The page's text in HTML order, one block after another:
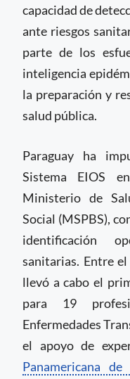
capacidad de
ante riesgos
parte de los
inteligencia
la preparación y
salud pública.
Paraguay ha
Sistema EIOS
Ministerio de
Social (MSPBS),
identificación
sanitarias. Entre
llevó a cabo el
para 19
Enfermedades
el apoyo de
Panamericana